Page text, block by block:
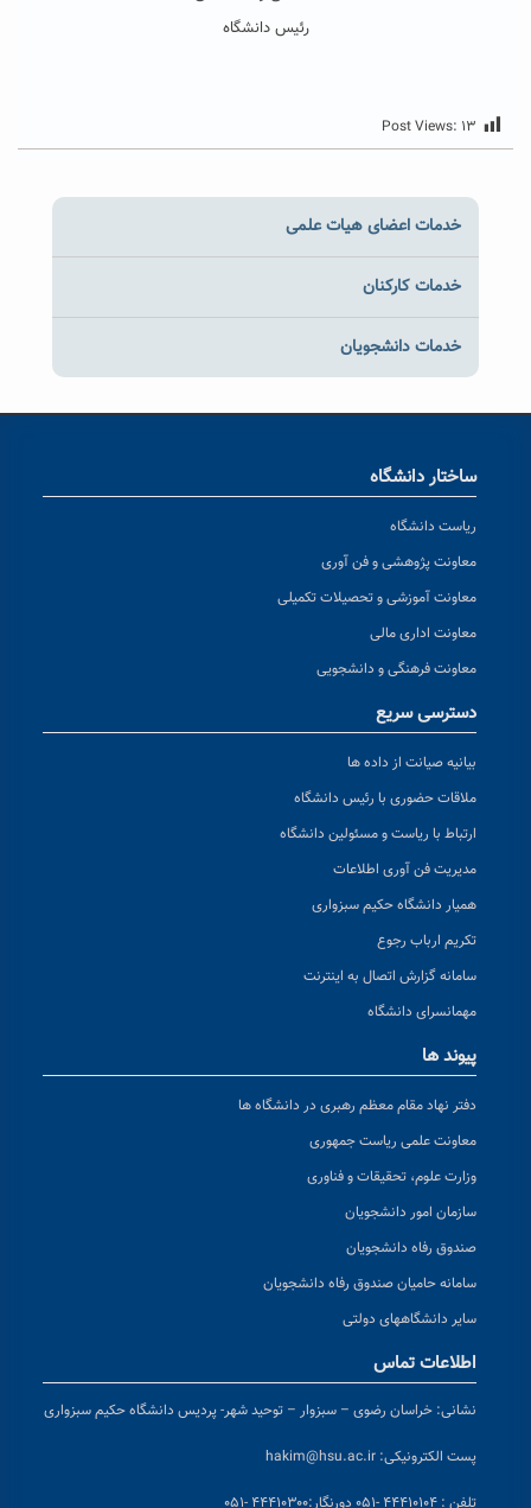
رئیس دانشگاه
Post Views: ۱۳
خدمات اعضای هیات علمی
خدمات کارکنان
خدمات دانشجویان
ساختار دانشگاه
ریاست دانشگاه
معاونت پژوهشی و فن آوری
معاونت آموزشی و تحصیلات تکمیلی
معاونت اداری مالی
معاونت فرهنگی و دانشجویی
دسترسی سریع
بیانیه صیانت از داده ها
ملاقات حضوری با رئیس دانشگاه
ارتباط با ریاست و مسئولین دانشگاه
مدیریت فن آوری اطلاعات
همیار دانشگاه حکیم سبزواری
تکریم ارباب رجوع
سامانه گزارش اتصال به اینترنت
مهمانسرای دانشگاه
پیوند ها
دفتر نهاد مقام معظم رهبری در دانشگاه ها
معاونت علمی ریاست جمهوری
وزارت علوم، تحقیقات و فناوری
سازمان امور دانشجویان
صندوق رفاه دانشجویان
سامانه حامیان صندوق رفاه دانشجویان
سایر دانشگاههای دولتی
اطلاعات تماس
نشانی: خراسان رضوی – سبزوار – توحید شهر- پردیس دانشگاه حکیم سبزواری
پست الکترونیکی: hakim@hsu.ac.ir
تلفن : ۴۴۴۱۰۱۰۴ -۰۵۱ دورنگار:۴۴۴۱۰۳۰۰ -۰۵۱